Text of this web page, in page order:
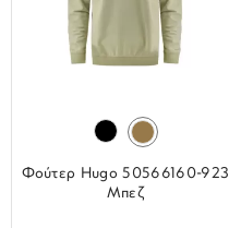
Φούτερ Hugo 50566160-923
Μπεζ